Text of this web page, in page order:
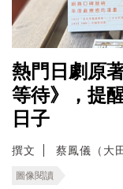
熱門日劇原
等待》，提
日子
撰文 蔡鳳儀（大
圖像閱讀